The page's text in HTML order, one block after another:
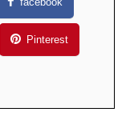
Pinterest